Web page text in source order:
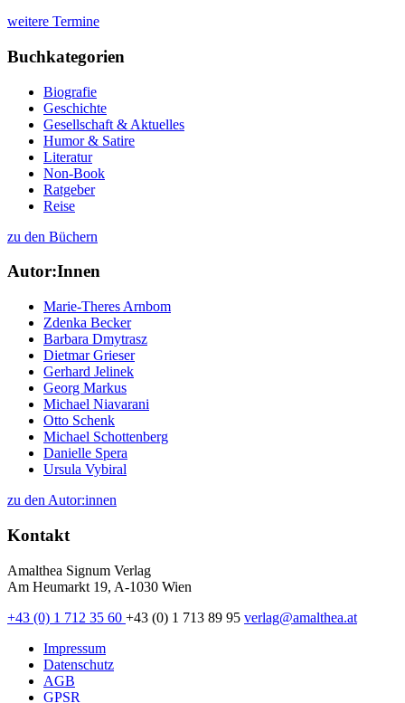
weitere Termine
Buchkategorien
Biografie
Geschichte
Gesellschaft & Aktuelles
Humor & Satire
Literatur
Non-Book
Ratgeber
Reise
zu den Büchern
Autor:Innen
Marie-Theres Arnbom
Zdenka Becker
Barbara Dmytrasz
Dietmar Grieser
Gerhard Jelinek
Georg Markus
Michael Niavarani
Otto Schenk
Michael Schottenberg
Danielle Spera
Ursula Vybiral
zu den Autor:innen
Kontakt
Amalthea Signum Verlag
Am Heumarkt 19, A-1030 Wien
+43 (0) 1 712 35 60 +43 (0) 1 713 89 95 verlag@amalthea.at
Impressum
Datenschutz
AGB
GPSR